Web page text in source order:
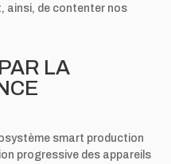
ainsi, de contenter nos
LA
smart production
progressive des appareils